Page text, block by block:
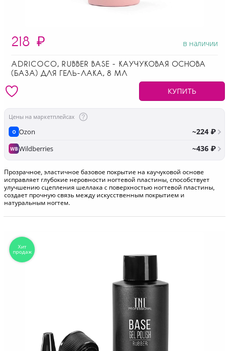
218 ₽ в наличии
ADRICOCO, RUBBER BASE - КАУЧУКОВАЯ ОСНОВА
(БАЗА) ДЛЯ ГЕЛЬ-ЛАКА, 8 МЛ
КУПИТЬ
Цены на маркетплейсах
O Ozon ~224 ₽
WBWildberries ~436 ₽
Прозрачное, эластичное базовое покрытие на каучуковой основе
исправляет глубокие неровности ногтевой пластины, способствует
улучшению сцепления шеллака с поверхностью ногтевой пластины,
создает прочную связь между искусственным покрытием и
натуральным ногтем.